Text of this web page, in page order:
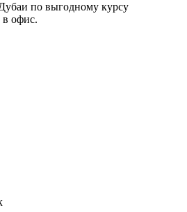
по выгодному курсу
в офис.